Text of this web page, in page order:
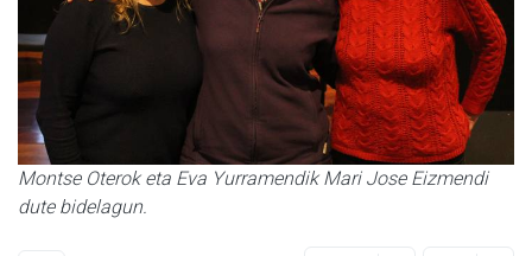
Montse Oterok eta Eva Yurramendik Mari Jose Eizmendi
dute bidelagun.